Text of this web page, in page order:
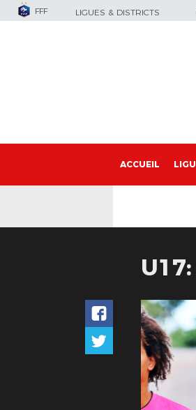
FFF LIGUES & DISTRICTS
ACCUEIL